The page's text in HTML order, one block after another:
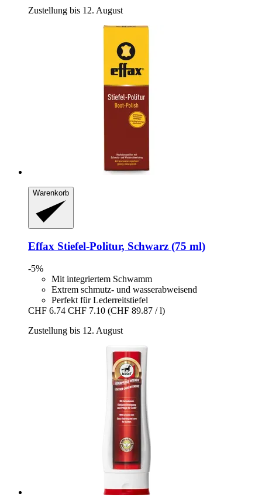
Zustellung bis 12. August
Warenkorb
Effax Stiefel-​Politur, Schwarz (75 ml)
-5%
Mit integriertem Schwamm
Extrem schmutz- und wasserabweisend
Perfekt für Lederreitstiefel
CHF 6.74 CHF 7.10 (CHF 89.87 / l)
Zustellung bis 12. August